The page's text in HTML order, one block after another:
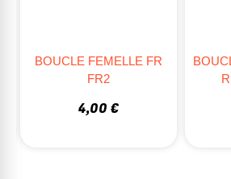
BOUCLE FEMELLE FR
FR2
4,00 €